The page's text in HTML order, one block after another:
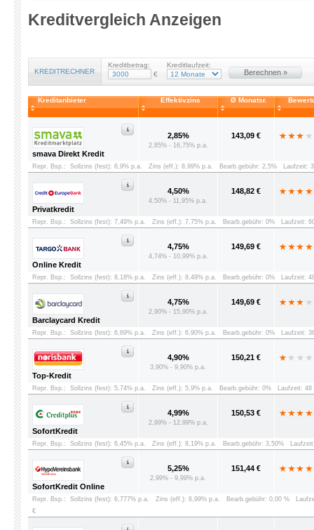
Kreditvergleich Anzeigen
KREDITRECHNER
Kreditbetrag:
€
Kreditlaufzeit:
Berechnen »
Kreditanbieter Effektivzins Ø Monatsr.
smava Direkt Kredit
2,85%
2,85% - 16,75% p.a.
143,09 €
Repr. Bsp.: Sollzins (fest): 6,9% p.a. Zins (eff.): 8,99% p.a. Bearb.gebühr: 2,5% Laufzeit:
Privatkredit
4,50%
4,50% - 11,95% p.a.
148,82 €
Repr. Bsp.: Sollzins (fest): 7,49% p.a. Zins (eff.): 7,75% p.a. Bearb.gebühr: 0% Laufzeit:
Online Kredit
4,75%
4,74% - 10,99% p.a.
149,69 €
Repr. Bsp.: Sollzins (fest): 8,18% p.a. Zins (eff.): 8,49% p.a. Bearb.gebühr: 0% Laufzeit:
Barclaycard Kredit
4,75%
2,90% - 15,90% p.a.
149,69 €
Repr. Bsp.: Sollzins (fest): 6,69% p.a. Zins (eff.): 6,90% p.a. Bearb.gebühr: 0% Laufzeit:
Top-Kredit
4,90%
3,90% - 9,90% p.a.
150,21 €
Repr. Bsp.: Sollzins (fest): 5,74% p.a. Zins (eff.): 5,9% p.a. Bearb.gebühr: 0% Laufzeit: 48
SofortKredit
4,99%
2,99% - 12,99% p.a.
150,53 €
Repr. Bsp.: Sollzins (fest): 6,45% p.a. Zins (eff.): 8,19% p.a. Bearb.gebühr: 3,50%
SofortKredit Online
5,25%
2,99% - 9,99% p.a.
151,44 €
Repr. Bsp.: Sollzins (fest): 6,777% p.a. Zins (eff.): 6,99% p.a. Bearb.gebühr: 0,00 %
€